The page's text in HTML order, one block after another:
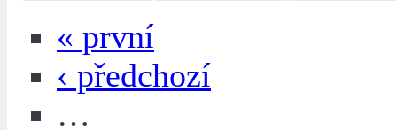
« první
‹ předchozí
…